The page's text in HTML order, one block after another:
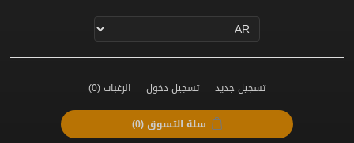
تسجيل جديد تسجيل دخول الرغبات(0)
سلة التسوق(0)